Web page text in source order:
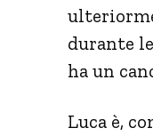
durante
ha un
Luca è,